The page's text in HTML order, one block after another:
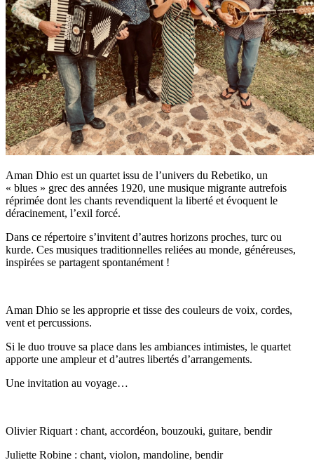
Aman Dhio est un quartet issu de l’univers du Rebetiko, un
« blues » grec des années 1920, une musique migrante autrefois
réprimée dont les chants revendiquent la liberté et évoquent le
déracinement, l’exil forcé.
Dans ce répertoire s’invitent d’autres horizons proches, turc ou
kurde. Ces musiques traditionnelles reliées au monde, généreuses,
inspirées se partagent spontanément !
Aman Dhio se les approprie et tisse des couleurs de voix, cordes,
vent et percussions.
Si le duo trouve sa place dans les ambiances intimistes, le quartet
apporte une ampleur et d’autres libertés d’arrangements.
Une invitation au voyage…
Olivier Riquart : chant, accordéon, bouzouki, guitare, bendir
Juliette Robine : chant, violon, mandoline, bendir